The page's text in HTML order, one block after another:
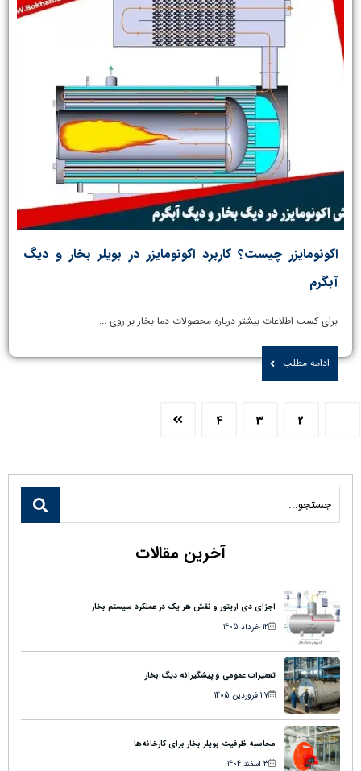
اکونومایزر چیست؟ کاربرد اکونومایزر در بویلر بخار و دیگ
آبگرم
برای کسب اطلاعات بیشتر درباره محصولات دما بخار بر روی ...
ادامه مطلب
2
3
4
آخرین مقالات
اجزای دی اریتور و نقش هر یک در عملکرد سیستم بخار
12 خرداد 1405
تعمیرات عمومی و پیشگیرانه دیگ بخار
27 فروردین 1405
محاسبه ظرفیت بویلر بخار برای کارخانه‌ها
3 اسفند 1404